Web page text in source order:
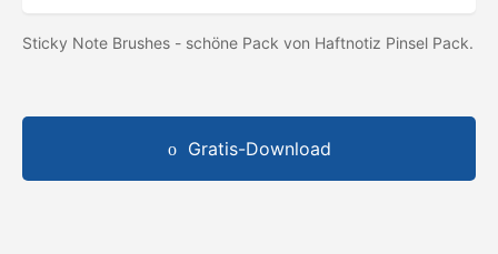
Sticky Note Brushes - schöne Pack von Haftnotiz Pinsel Pack.
Gratis-Download